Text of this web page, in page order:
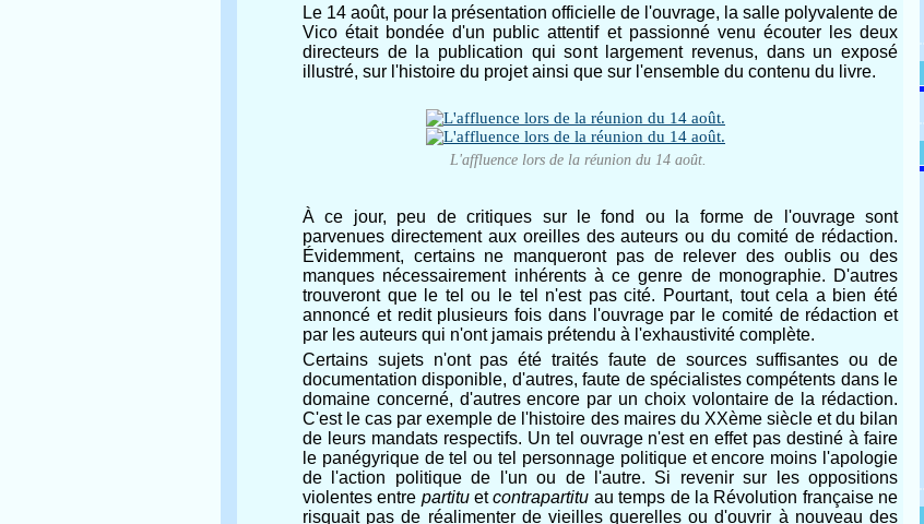
Le 14 août, pour la présentation officielle de l'ouvrage, la salle polyvalente de
Vico était bondée d'un public attentif et passionné venu écouter les deux
directeurs de la publication qui sont largement revenus, dans un exposé
illustré, sur l'histoire du projet ainsi que sur l'ensemble du contenu du livre.
L'affluence lors de la réunion du 14 août.
À ce jour, peu de critiques sur le fond ou la forme de l'ouvrage sont
parvenues directement aux oreilles des auteurs ou du comité de rédaction.
Évidemment, certains ne manqueront pas de relever des oublis ou des
manques nécessairement inhérents à ce genre de monographie. D'autres
trouveront que le tel ou le tel n'est pas cité. Pourtant, tout cela a bien été
annoncé et redit plusieurs fois dans l'ouvrage par le comité de rédaction et
par les auteurs qui n'ont jamais prétendu à l'exhaustivité complète.
Certains sujets n'ont pas été traités faute de sources suffisantes ou de
documentation disponible, d'autres, faute de spécialistes compétents dans le
domaine concerné, d'autres encore par un choix volontaire de la rédaction.
C'est le cas par exemple de l'histoire des maires du XXème siècle et du bilan
de leurs mandats respectifs. Un tel ouvrage n'est en effet pas destiné à faire
le panégyrique de tel ou tel personnage politique et encore moins l'apologie
de l'action politique de l'un ou de l'autre. Si revenir sur les oppositions
violentes entre partituetcontrapartitu au temps de la Révolution française ne
risquait pas de réalimenter de vieilles querelles ou d'ouvrir à nouveau des